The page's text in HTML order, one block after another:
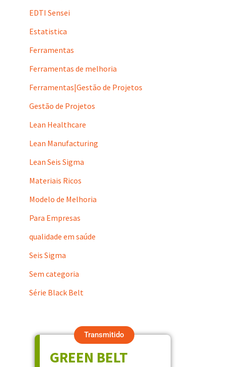
EDTI Sensei
Estatistica
Ferramentas
Ferramentas de melhoria
Ferramentas|Gestão de Projetos
Gestão de Projetos
Lean Healthcare
Lean Manufacturing
Lean Seis Sigma
Materiais Ricos
Modelo de Melhoria
Para Empresas
qualidade em saúde
Seis Sigma
Sem categoria
Série Black Belt
Transmitido
GREEN BELT